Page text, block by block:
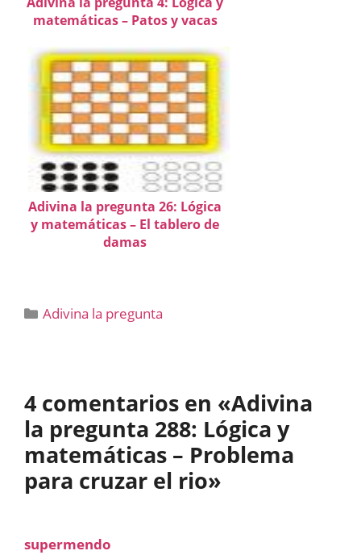
matemáticas – Patos y vacas
Adivina la pregunta 26: Lógica
y matemáticas – El tablero de
damas
Categorías
Adivina la pregunta
4 comentarios en «Adivina
la pregunta 288: Lógica y
matemáticas – Problema
para cruzar el rio»
supermendo